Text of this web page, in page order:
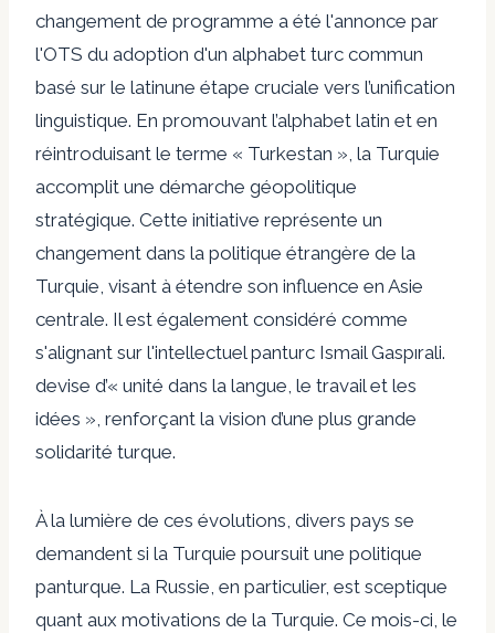
changement de programme a été l'annonce par
l'OTS du adoption d'un alphabet turc commun
basé sur le latinune étape cruciale vers l’unification
linguistique. En promouvant l’alphabet latin et en
réintroduisant le terme « Turkestan », la Turquie
accomplit une démarche géopolitique
stratégique. Cette initiative représente un
changement dans la politique étrangère de la
Turquie, visant à étendre son influence en Asie
centrale. Il est également considéré comme
s'alignant sur l'intellectuel panturc Ismail Gaspırali.
devise d’« unité dans la langue, le travail et les
idées », renforçant la vision d’une plus grande
solidarité turque.
À la lumière de ces évolutions, divers pays se
demandent si la Turquie poursuit une politique
panturque. La Russie, en particulier, est sceptique
quant aux motivations de la Turquie. Ce mois-ci, le